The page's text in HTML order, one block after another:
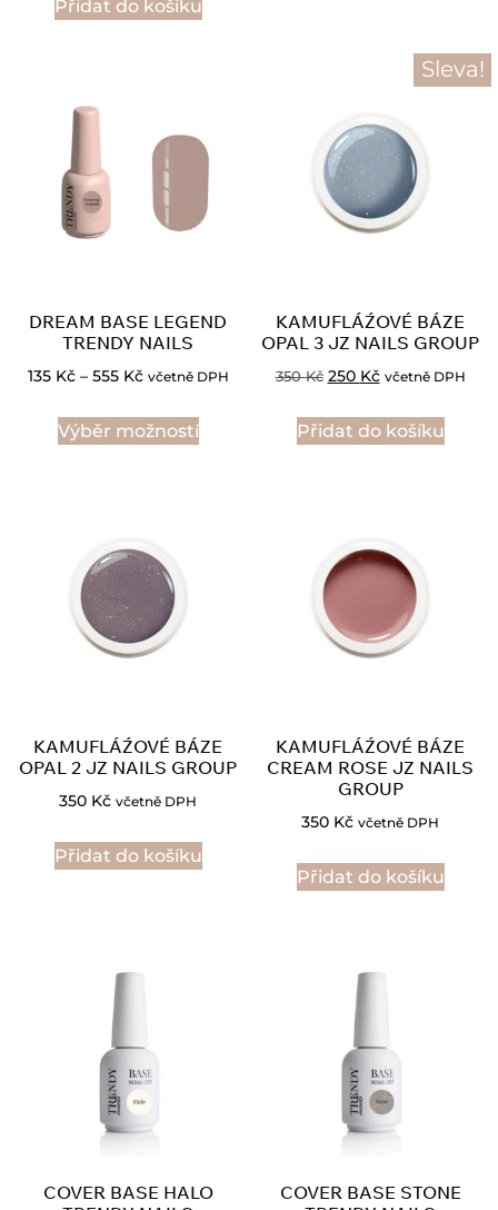
Přidat do košíku
DREAM BASE LEGEND
TRENDY NAILS
135 Kč – 555 Kč včetně DPH
Výběr možností
Sleva!
KAMUFLÁŹOVÉ BÁZE
OPAL 3 JZ NAILS GROUP
350Kč 250 Kč včetně DPH
Přidat do košíku
KAMUFLÁŹOVÉ BÁZE
OPAL 2 JZ NAILS GROUP
350 Kč včetně DPH
Přidat do košíku
KAMUFLÁŹOVÉ BÁZE
CREAM ROSE JZ NAILS
GROUP
350 Kč včetně DPH
Přidat do košíku
COVER BASE HALO
COVER BASE STONE